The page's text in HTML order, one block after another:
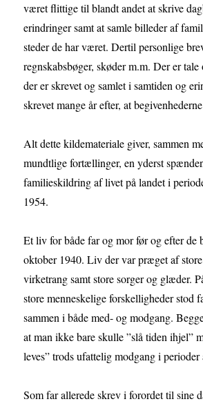
været flittige til blandt andet at skrive
erindringer samt at samle billeder af
steder de har været. Dertil personlige
regnskabsbøger, skøder m.m. Der er
der er skrevet og samlet i samtiden og
skrevet mange år efter, at
Alt dette kildemateriale giver, sammen
mundtlige fortællinger, en yderst
familieskildring af livet på landet i
1954.
Et liv for både far og mor før og efter de
oktober 1940. Liv der var præget af store
virketrang samt store sorger og glæder.
store menneskelige forskelligheder stod
sammen i både med- og modgang.
at man ikke bare skulle ”slå tiden ihjel”
leves” trods ufattelig modgang i perioder
Som far allerede skrev i forordet til sine